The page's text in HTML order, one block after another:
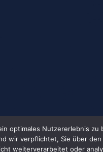
optimales Nutzererlebnis
wir verpflichtet, Sie über
weiterverarbeitet oder